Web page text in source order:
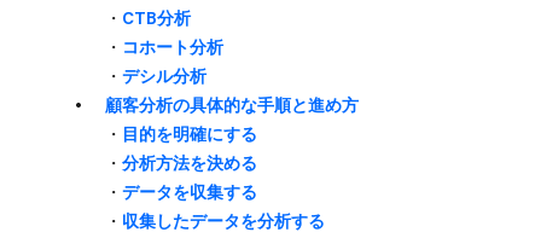
・ CTB分析
・ コホート分析
・ デシル分析
顧客分析の​具体的な​手順と​進め方
・ 目的を​明確に​する
・ 分析方​法を​決める
・ ​データを​収集する
・ ​収集した​データを​分析する